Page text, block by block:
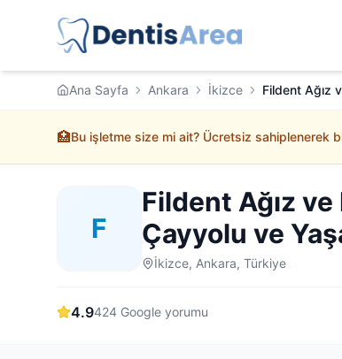
Ana Sayfa Ankara İkizce Fildent Ağız
🏥Bu işletme size mi ait? Ücretsiz sahiplenerek
F
Fildent Ağız
Çayyolu ve
İkizce, Ankara, Türkiye
4.9424 Google yorumu